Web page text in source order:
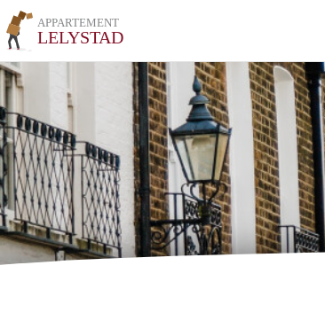
APPARTEMENT
LELYSTAD